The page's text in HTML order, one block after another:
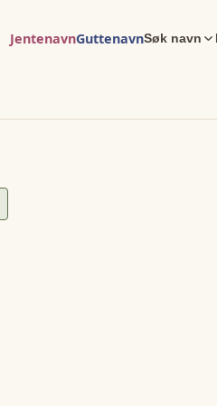
JentenavnGuttenavnSøk navn